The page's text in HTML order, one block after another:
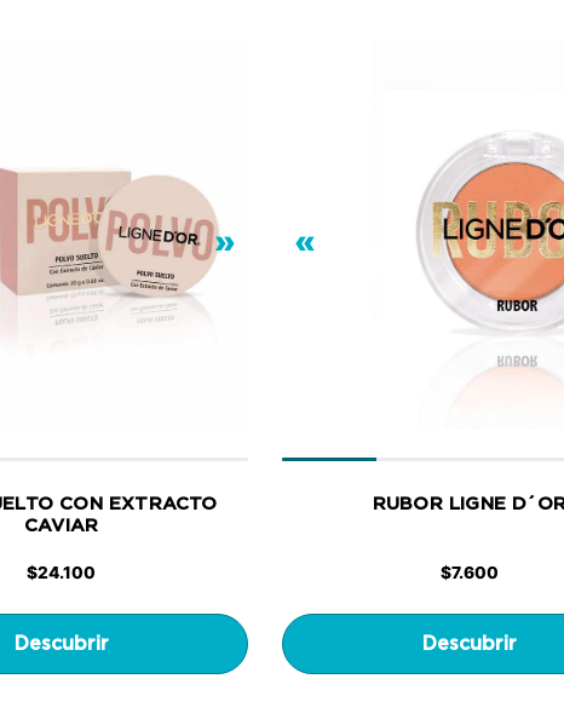
»
CON EXTRACTO
CAVIAR
$24.100
Descubrir
«
RUBOR LIGNE
$7.600
Descubrir